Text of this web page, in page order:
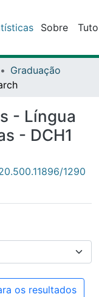
Sobre Tutoriais
Graduação
Língua
- DCH1
1290
os resultados